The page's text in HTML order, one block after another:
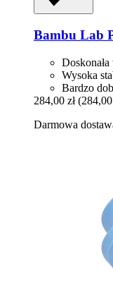
Bambu Lab
Wysoka
Bardzo
284,00 zł
Darmowa